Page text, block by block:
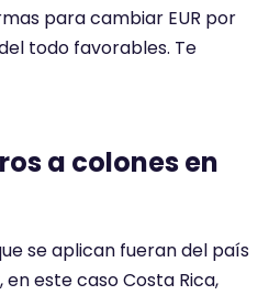
para cambiar EUR por
todo favorables. Te
a colones en
se aplican fueran del país
en este caso Costa Rica,